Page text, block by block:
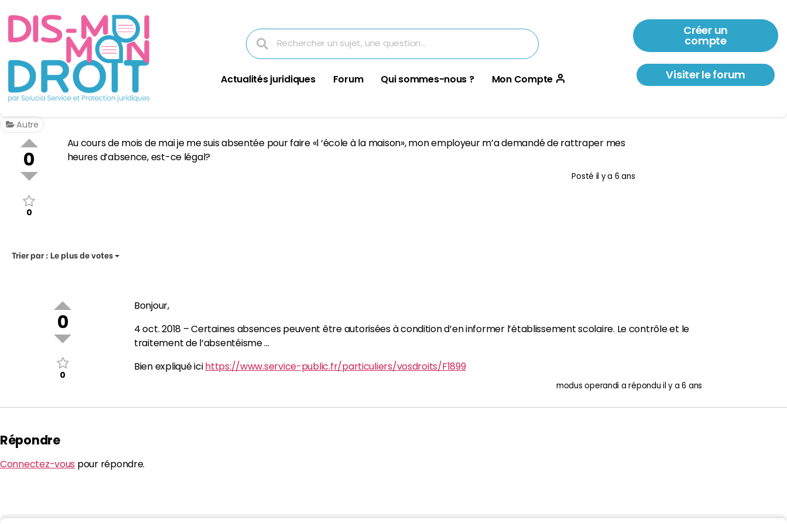
Actualités juridiques Forum Qui sommes-nous ? Mon Compte
Créer un
compte
Visiter le forum
Autre
0
0
Au cours de mois de mai je me suis absentée pour faire «l ‘école à la maison», mon employeur m’a demandé de rattraper mes
heures d’absence, est-ce légal?
Posté il y a 6 ans
Trier par :Le plus de votes
0
0
Bonjour,
4 oct. 2018 – Certaines absences peuvent être autorisées à condition d’en informer l’établissement scolaire. Le contrôle et le
traitement de l’absentéisme …
Bien expliqué icihttps://www.service-public.fr/particuliers/vosdroits/F1899
modus operandi a réponduil y a 6 ans
Répondre
Connectez-vous pour répondre.